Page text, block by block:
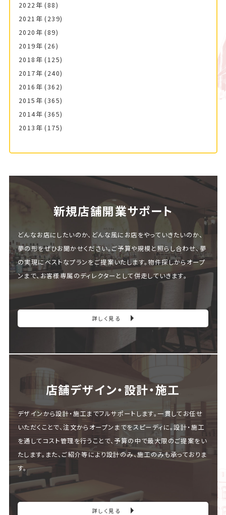
2022年 (88)
2021年 (239)
2020年 (89)
2019年 (26)
2018年 (125)
2017年 (240)
2016年 (362)
2015年 (365)
2014年 (365)
2013年 (175)
新規店舗開業サポート
どんなお店にしたいのか、どんな風にお店をやっていきたいのか、
夢の形をぜひお聞かせください。ご予算や規模と照らし合わせ、夢
の実現にベストなプランをご提案いたします。物件探しからオープ
ンまで、お客様専属のディレクターとして併走していきます。
詳しく見る
店舗デザイン・設計・施⼯
デザインから設計・施工までフルサポートします。一貫してお任せ
いただくことで、注文からオープンまでをスピーディに。設計・施工
を通してコスト管理を行うことで、予算の中で最大限のご提案をい
たします。また、ご紹介等により設計のみ、施工のみも承っておりま
す。
詳しく見る